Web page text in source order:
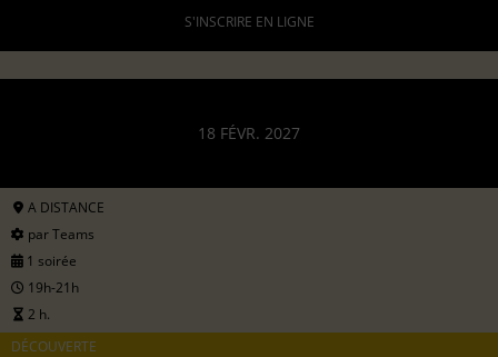
S'INSCRIRE EN LIGNE
18 FÉVR. 2027
A DISTANCE
par Teams
1 soirée
19h-21h
2 h.
DÉCOUVERTE